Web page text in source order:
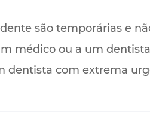
são temporárias e
médico ou a um
dentista com extrema